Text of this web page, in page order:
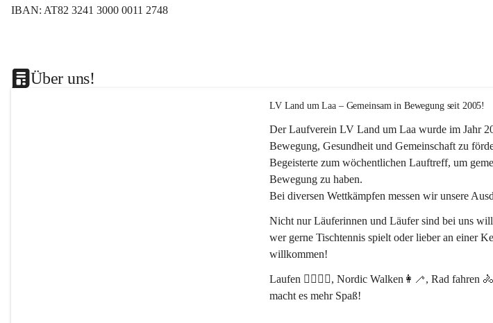
IBAN: AT82 3241 3000 0011 2748
Über uns!
LV Land um Laa – Gemeinsam in Bewegung seit 2005!
Der Laufverein LV Land um Laa wurde im Jahr
Bewegung, Gesundheit und Gemeinschaft zu
Begeisterte zum wöchentlichen Lauftreff, um
Bewegung zu haben.
Bei diversen Wettkämpfen messen wir unsere
Nicht nur Läuferinnen und Läufer sind bei uns
wer gerne Tischtennis spielt oder lieber an einer
willkommen!
Laufen 🏃‍♂️🏃‍♀️, Nordic Walken👩‍🦯, Rad fahren
macht es mehr Spaß!